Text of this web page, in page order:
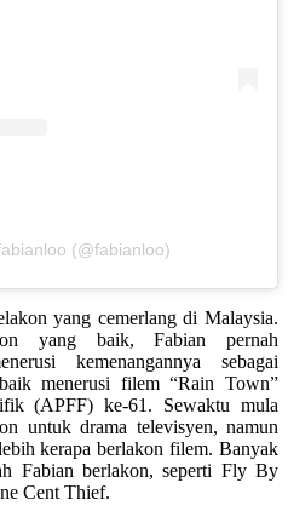
(@fabianloo)
yang cemerlang di Malaysia.
yang baik, Fabian pernah
kemenangannya sebagai
menerusi filem “Rain Town”
(APFF) ke-61. Sewaktu mula
untuk drama televisyen, namun
kerapa berlakon filem. Banyak
Fabian berlakon, seperti Fly By
Cent Thief.